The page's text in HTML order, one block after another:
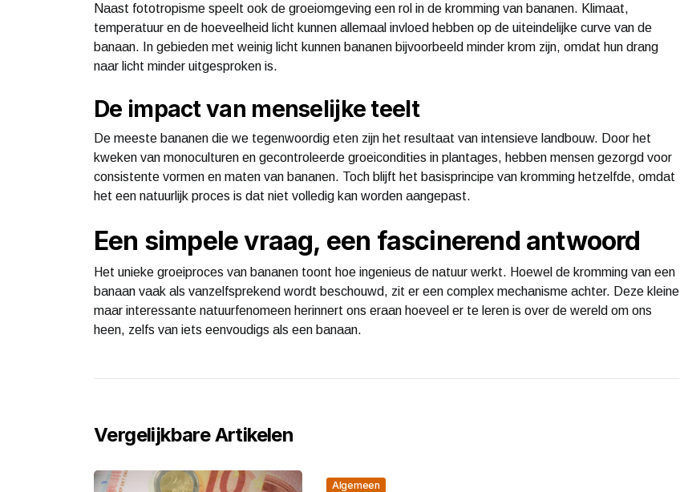
Naast fototropisme speelt ook de groeiomgeving een rol in de kromming van bananen. Klimaat,
temperatuur en de hoeveelheid licht kunnen allemaal invloed hebben op de uiteindelijke curve van de
banaan. In gebieden met weinig licht kunnen bananen bijvoorbeeld minder krom zijn, omdat hun drang
naar licht minder uitgesproken is.
De impact van menselijke teelt
De meeste bananen die we tegenwoordig eten zijn het resultaat van intensieve landbouw. Door het
kweken van monoculturen en gecontroleerde groeicondities in plantages, hebben mensen gezorgd voor
consistente vormen en maten van bananen. Toch blijft het basisprincipe van kromming hetzelfde, omdat
het een natuurlijk proces is dat niet volledig kan worden aangepast.
Een simpele vraag, een fascinerend antwoord
Het unieke groeiproces van bananen toont hoe ingenieus de natuur werkt. Hoewel de kromming van een
banaan vaak als vanzelfsprekend wordt beschouwd, zit er een complex mechanisme achter. Deze kleine
maar interessante natuurfenomeen herinnert ons eraan hoeveel er te leren is over de wereld om ons
heen, zelfs van iets eenvoudigs als een banaan.
Vergelijkbare Artikelen
Algemeen